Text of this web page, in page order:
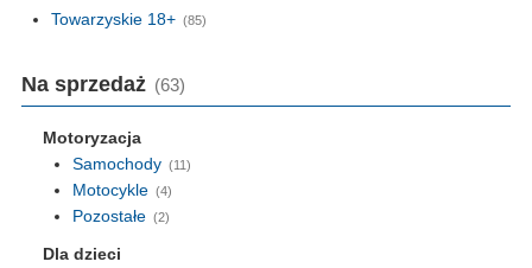
Towarzyskie 18+ (85)
Na sprzedaż (63)
Motoryzacja
Samochody (11)
Motocykle (4)
Pozostałe (2)
Dla dzieci